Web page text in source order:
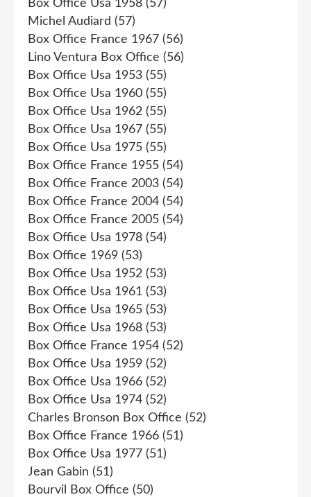
Box Office Usa 1958 (57)
Michel Audiard (57)
Box Office France 1967 (56)
Lino Ventura Box Office (56)
Box Office Usa 1953 (55)
Box Office Usa 1960 (55)
Box Office Usa 1962 (55)
Box Office Usa 1967 (55)
Box Office Usa 1975 (55)
Box Office France 1955 (54)
Box Office France 2003 (54)
Box Office France 2004 (54)
Box Office France 2005 (54)
Box Office Usa 1978 (54)
Box Office 1969 (53)
Box Office Usa 1952 (53)
Box Office Usa 1961 (53)
Box Office Usa 1965 (53)
Box Office Usa 1968 (53)
Box Office France 1954 (52)
Box Office Usa 1959 (52)
Box Office Usa 1966 (52)
Box Office Usa 1974 (52)
Charles Bronson Box Office (52)
Box Office France 1966 (51)
Box Office Usa 1977 (51)
Jean Gabin (51)
Bourvil Box Office (50)